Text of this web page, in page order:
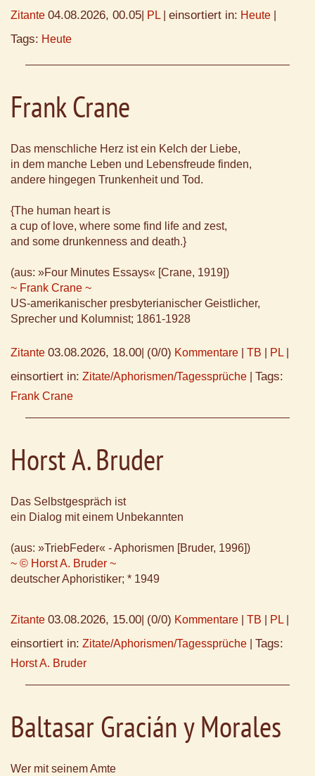
Zitante 04.08.2026, 00.05 PL einsortiert in: Heute
Tags: Heute
Frank Crane
Das menschliche Herz ist ein Kelch der Liebe,
in dem manche Leben und Lebensfreude finden,
andere hingegen Trunkenheit und Tod.
{The human heart is
a cup of love, where some find life and zest,
and some drunkenness and death.}
(aus: »Four Minutes Essays« [Crane, 1919])
~ Frank Crane ~
US-amerikanischer presbyterianischer Geistlicher,
Sprecher und Kolumnist; 1861-1928
Zitante 03.08.2026, 18.00 (0/0) Kommentare TB PL
einsortiert in: Zitate/Aphorismen/Tagessprüche Tags:
Frank Crane
Horst A. Bruder
Das Selbstgespräch ist
ein Dialog mit einem Unbekannten
(aus: »TriebFeder« - Aphorismen [Bruder, 1996])
~ © Horst A. Bruder ~
deutscher Aphoristiker; * 1949
Zitante 03.08.2026, 15.00 (0/0) Kommentare TB PL
einsortiert in: Zitate/Aphorismen/Tagessprüche Tags:
Horst A. Bruder
Baltasar Gracián y Morales
Wer mit seinem Amte